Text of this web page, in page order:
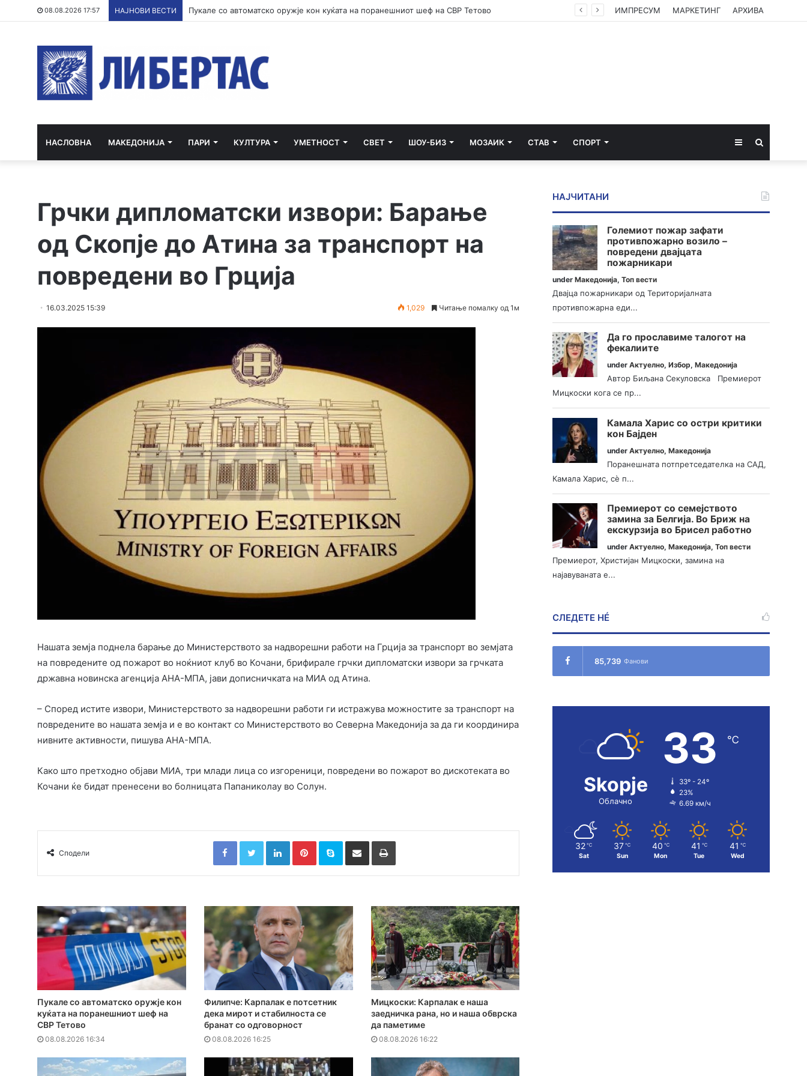
08.08.2026 17:57 НАЈНОВИ ВЕСТИ Филипче: Карпалак е потсетник дека мирот и стабилноста се бранат со одговорност ИМПРЕСУМ МАРКЕТИНГ АРХИВА
НАСЛОВНА МАКЕДОНИЈА ПАРИ КУЛТУРА УМЕТНОСТ СВЕТ ШОУ-БИЗ МОЗАИК СТАВ СПОРТ Sidebar
Грчки дипломатски извори: Барање
од Скопје до Атина за транспорт на
повредени во Грција
16.03.2025 15:39 1,029 Читање помалку од 1м
Нашата земја поднела барање до Министерството за надворешни работи на Грција за транспорт во земјата
на повредените од пожарот во ноќниот клуб во Кочани, брифирале грчки дипломатски извори за грчката
државна новинска агенција АНА-МПА, јави дописничката на МИА од Атина.
– Според истите извори, Министерството за надворешни работи ги истражува можностите за транспорт на
повредените во нашата земја и е во контакт со Министерството во Северна Македонија за да ги координира
нивните активности, пишува АНА-МПА.
Како што претходно објави МИА, три млади лица со изгореници, повредени во пожарот во дискотеката во
Кочани ќе бидат пренесени во болницата Папаниколау во Солун.
Сподели
FacebookTwitterLinkedInPinterestSkype Сподели преку Е-маил Испринтај
Пукале со автоматско оружје кон
куќата на поранешниот шеф на
СВР Тетово
08.08.2026 16:34
Филипче: Карпалак е потсетник
дека мирот и стабилноста се
бранат со одговорност
08.08.2026 16:25
Мицкоски: Карпалак е наша
заедничка рана, но и наша обврска
да паметиме
08.08.2026 16:22
НАЈЧИТАНИ
Големиот пожар зафати
противпожарно возило –
повредени двајцата
пожарникари
underМакедонија,Топ вести
Двајца пожарникари од Територијалната
противпожарна еди...
Да го прославиме талогот на
фекалиите
underАктуелно,Избор,Македонија
Автор Биљана Секуловска Премиерот
Мицкоски кога се пр...
Камала Харис со остри критики
кон Бајден
underАктуелно,Македонија
Поранешната потпретседателка на САД,
Камала Харис, сè п...
Премиерот со семејството
замина за Белгија. Во Бриж на
екскурзија во Брисел работно
underАктуелно,Македонија,Топ вести
Премиерот, Христијан Мицкоски, замина на
најавуваната е...
СЛЕДЕТЕ НÉ
85,739 Фанови
Skopje
Облачно
33 ℃
33º - 24º
23%
6.69 км/ч
32 ℃
Sat
37 ℃
Sun
40 ℃
Mon
41 ℃
Tue
41 ℃
Wed